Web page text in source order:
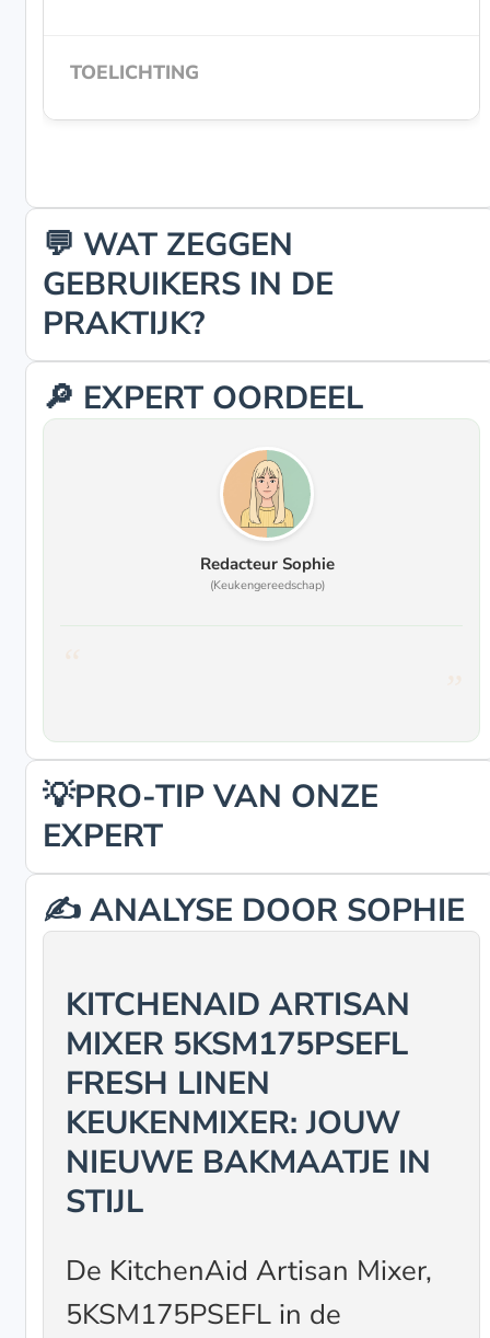
💬 WAT ZEGGEN
GEBRUIKERS IN DE
PRAKTIJK?
🔎 EXPERT OORDEEL
Redacteur Sophie
(Keukengereedschap)
💡PRO-TIP VAN ONZE
EXPERT
✍️ ANALYSE DOOR SOPHIE
KITCHENAID ARTISAN
MIXER 5KSM175PSEFL
FRESH LINEN
KEUKENMIXER: JOUW
NIEUWE BAKMAATJE IN
STIJL
De KitchenAid Artisan Mixer,
5KSM175PSEFL in de